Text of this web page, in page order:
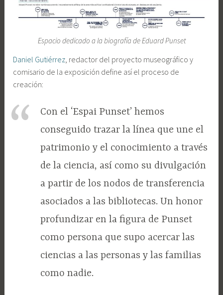
Espacio dedicado a la biografía de Eduard Punset
Daniel Gutiérrez , redactor del proyecto museográfico y
comisario de la exposición define así el proceso de
creación:
Con el ‘Espai Punset’ hemos
conseguido trazar la línea que une el
patrimonio y el conocimiento a través
de la ciencia, así como su divulgación
a partir de los nodos de transferencia
asociados a las bibliotecas. Un honor
profundizar en la figura de Punset
como persona que supo acercar las
ciencias a las personas y las familias
como nadie.